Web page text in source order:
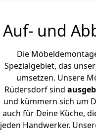
Auf- und
Die
Spezialgebiet, das
umsetzen. Unsere
Rüdersdorf sind
und kümmern sich um
auch für Deine Küche,
jeden Handwerker.